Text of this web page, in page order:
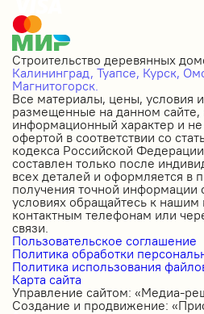
Строительство деревянных
Калининград, Туапсе, Курск,
Магнитогорск.
Все материалы, цены, условия
размещенные на данном сайте,
информационный характер и
офертой в соответствии со
кодекса Российской
составлен только после
всех деталей и оформляется в
получения точной информации
условиях обращайтесь к
контактным телефонам или
связи.
Пользовательское соглашение
Политика обработки
Политика использования
Карта сайта
Управление сайтом: «Медиа-
Создание и продвижение: